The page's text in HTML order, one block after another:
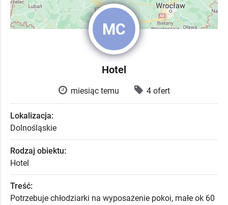
MC
Hotel
miesiąc temu 4 ofert
Lokalizacja:
Dolnośląskie
Rodzaj obiektu:
Hotel
Treść:
Potrzebuje chłodziarki na wyposażenie pokoi, małe ok 60